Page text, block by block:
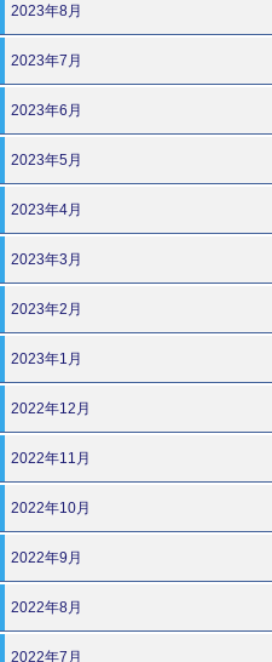
2023年8月
2023年7月
2023年6月
2023年5月
2023年4月
2023年3月
2023年2月
2023年1月
2022年12月
2022年11月
2022年10月
2022年9月
2022年8月
2022年7月